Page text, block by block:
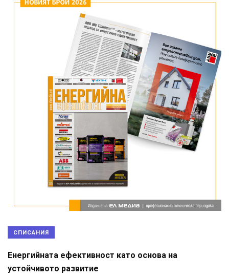
СПИСАНИЯ
Енергийната ефективност като основа на
устойчивото развитие